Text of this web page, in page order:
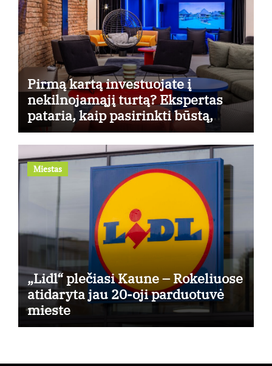
Pirmą kartą investuojate į
nekilnojamąjį turtą? Ekspertas
pataria, kaip pasirinkti būstą,
kuris generuos grąžą
Miestas
„Lidl“ plečiasi Kaune – Rokeliuose
atidaryta jau 20-oji parduotuvė
mieste